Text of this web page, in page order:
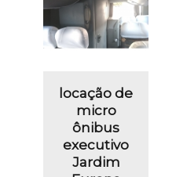
locação de
micro
ônibus
executivo
Jardim